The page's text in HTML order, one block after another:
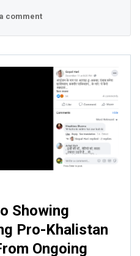
comment
Showing
Pro-Khalistan
Ongoing